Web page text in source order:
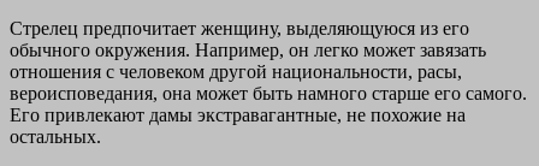
Стрелец предпочитает женщину, выделяющуюся из его
обычного окружения. Например, он легко может завязать
отношения с человеком другой национальности, расы,
вероисповедания, она может быть намного старше его самого.
Его привлекают дамы экстравагантные, не похожие на
остальных.